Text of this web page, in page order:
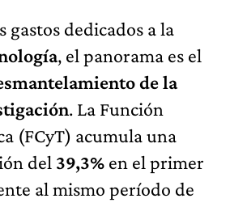
, el panorama es el
de la
. La Función
(FCyT) acumula una
del39,3%en el primer
al mismo período de
un retroceso real del